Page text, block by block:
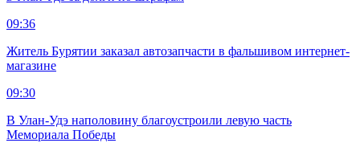
09:36
Житель Бурятии заказал автозапчасти в фальшивом интернет-
магазине
09:30
В Улан-Удэ наполовину благоустроили левую часть
Мемориала Победы